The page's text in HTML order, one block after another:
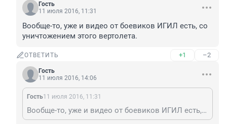
Гость
11 июля 2016, 11:31
Вообще-то, уже и видео от боевиков ИГИЛ есть, со
уничтожением этого вертолета.
ОТВЕТИТЬ +1 –2
Гость
11 июля 2016, 14:06
Гость11 июля 2016, 11:31
Вообще-то, уже и видео от боевиков ИГИЛ есть, со уничтожением этого вертолета.